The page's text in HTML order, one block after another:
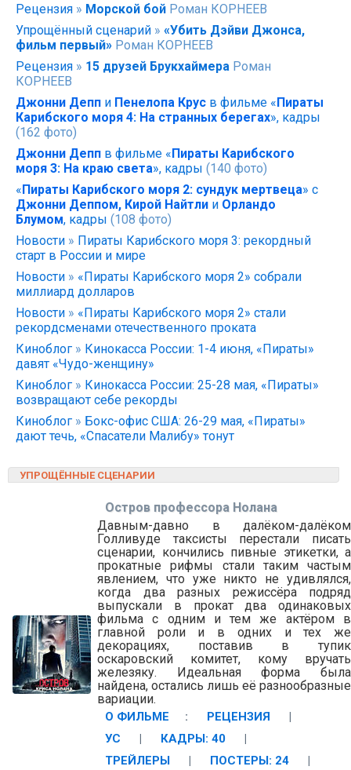
Рецензия » Морской бой Роман КОРНЕЕВ
Упрощённый сценарий » «Убить Дэйви Джонса,
фильм первый» Роман КОРНЕЕВ
Рецензия » 15 друзей Брукхаймера Роман
КОРНЕЕВ
Джонни Депп и Пенелопа Крус в фильме «Пираты
Карибского моря 4: На странных берегах», кадры
(162 фото)
Джонни Депп в фильме «Пираты Карибского
моря 3: На краю света», кадры (140 фото)
«Пираты Карибского моря 2: сундук мертвеца» с
Джонни Деппом, Кирой Найтли и Орландо
Блумом, кадры (108 фото)
Новости » Пираты Карибского моря 3: рекордный
старт в России и мире
Новости » «Пираты Карибского моря 2» собрали
миллиард долларов
Новости » «Пираты Карибского моря 2» стали
рекордсменами отечественного проката
Киноблог » Кинокасса России: 1-4 июня, «Пираты»
давят «Чудо-женщину»
Киноблог » Кинокасса России: 25-28 мая, «Пираты»
возвращают себе рекорды
Киноблог » Бокс-офис США: 26-29 мая, «Пираты»
дают течь, «Спасатели Малибу» тонут
УПРОЩЁННЫЕ СЦЕНАРИИ
Остров профессора Нолана
Давным-давно в далёком-далёком
Голливуде таксисты перестали писать
сценарии, кончились пивные этикетки, а
прокатные рифмы стали таким частым
явлением, что уже никто не удивлялся,
когда два разных режиссёра подряд
выпускали в прокат два одинаковых
фильма с одним и тем же актёром в
главной роли и в одних и тех же
декорациях, поставив в тупик
оскаровский комитет, кому вручать
железяку. Идеальная форма была
найдена, остались лишь её разнообразные
вариации.
О ФИЛЬМЕ : РЕЦЕНЗИЯ
|
УС
| КАДРЫ: 40
|
ТРЕЙЛЕРЫ
| ПОСТЕРЫ: 24 |